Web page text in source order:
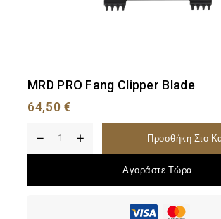
MRD PRO Fang Clipper Blade
64,50€
Προσθήκη Στο
Αγοράστε Τώρα